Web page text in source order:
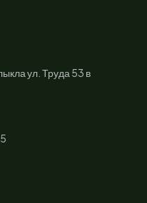
ул. Труда 53 в